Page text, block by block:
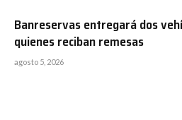
Banreservas entregará dos
quienes reciban remesas
agosto 5, 2026